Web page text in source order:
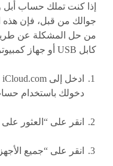
جوالك من قبل، فإن هذه
كابل USB أو جهاز كمبيوتر. فكل ما عليك فعله هو:
دخولك باستخدام
انقر على “العثور على iPhone” وأدخل كلمة المرور مرة أخرى.
انقر على “جميع